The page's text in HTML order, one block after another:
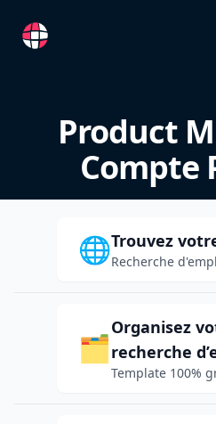
RemoteFR
Product
Compte
🌐Trouvez
Recherche
🗂️
Organisez
recherche
Template 100%